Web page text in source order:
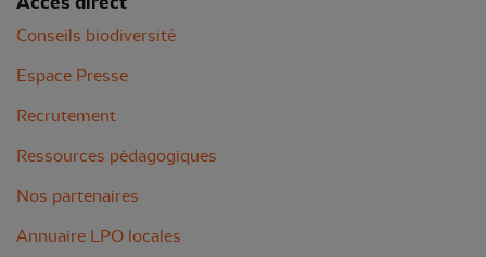
Conseils biodiversité
Espace Presse
Recrutement
Ressources pédagogiques
Nos partenaires
Annuaire LPO locales